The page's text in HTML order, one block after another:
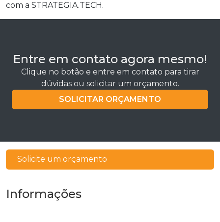
com a STRATEGIA.TECH.
Entre em contato agora mesmo!
Clique no botão e entre em contato para tirar
dúvidas ou solicitar um orçamento.
SOLICITAR ORÇAMENTO
Solicite um orçamento
Informações